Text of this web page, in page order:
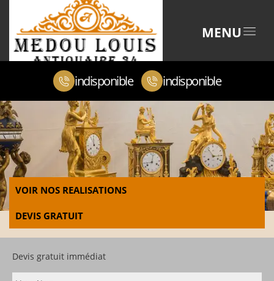
MENU
indisponible indisponible
VOIR NOS REALISATIONS
DEVIS GRATUIT
Devis gratuit immédiat